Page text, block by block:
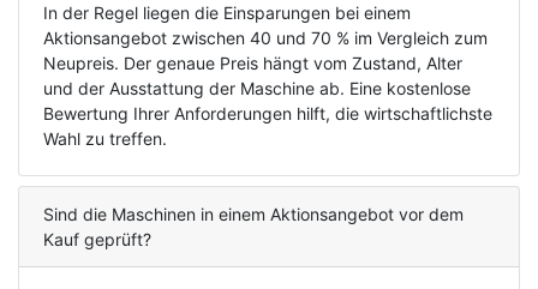
In der Regel liegen die Einsparungen bei einem
Aktionsangebot zwischen 40 und 70 % im Vergleich zum
Neupreis. Der genaue Preis hängt vom Zustand, Alter
und der Ausstattung der Maschine ab. Eine kostenlose
Bewertung Ihrer Anforderungen hilft, die wirtschaftlichste
Wahl zu treffen.
Sind die Maschinen in einem Aktionsangebot vor dem
Kauf geprüft?